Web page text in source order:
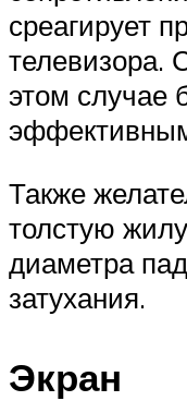
среагирует
телевизора.
этом случае
Также
толстую
диаметра
затухания.
Экран